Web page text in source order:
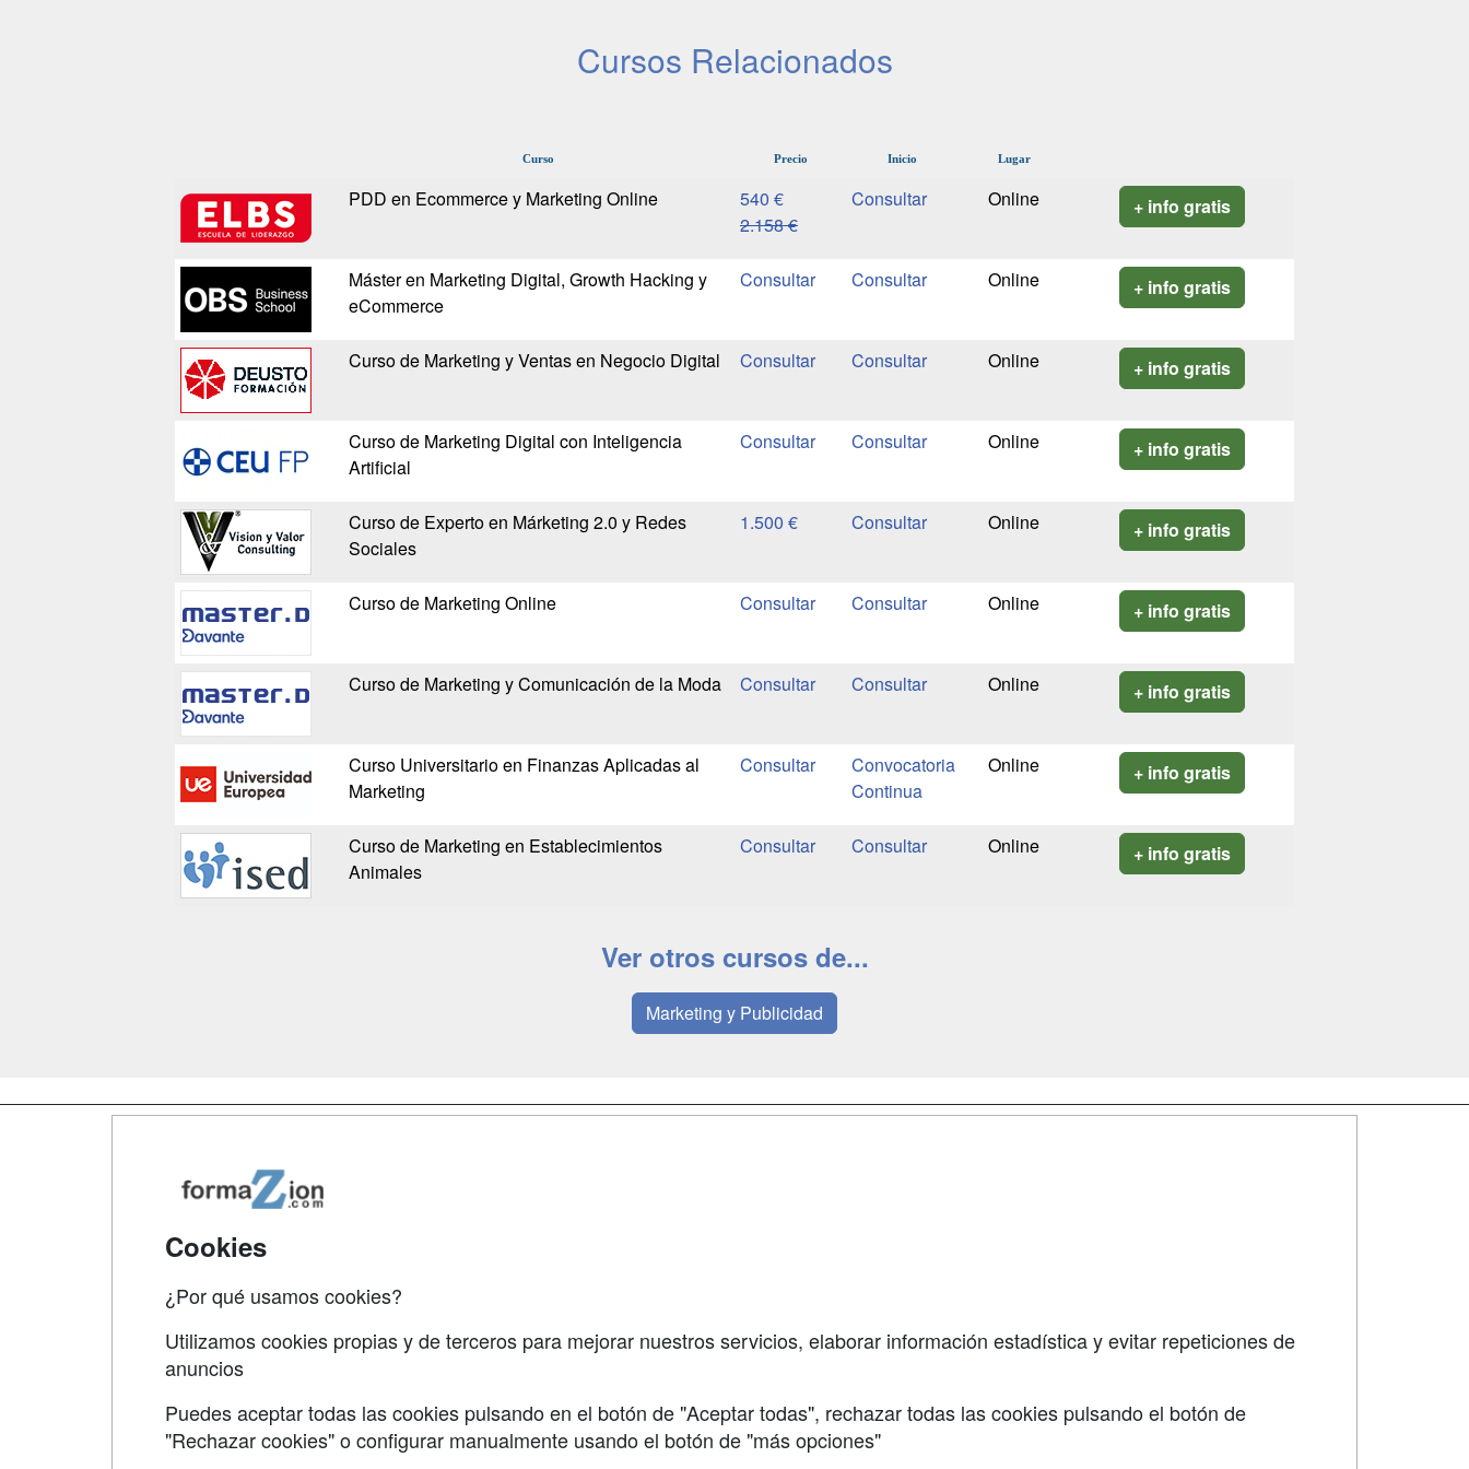
Cursos Relacionados
Curso Precio Inicio Lugar
PDD en Ecommerce y Marketing Online
540 €
2.158 €
Online + info gratis
Máster en Marketing Digital, Growth Hacking y
eCommerce
Online + info gratis
Curso de Marketing y Ventas en Negocio Digital Online + info gratis
Curso de Marketing Digital con Inteligencia
Artificial
Online + info gratis
Curso de Experto en Márketing 2.0 y Redes
Sociales
1.500 € Online + info gratis
Curso de Marketing Online Online + info gratis
Curso de Marketing y Comunicación de la Moda Online + info gratis
Curso Universitario en Finanzas Aplicadas al
Marketing
Convocatoria
Continua
Online + info gratis
Curso de Marketing en Establecimientos
Animales
Online + info gratis
Ver otros cursos de...
Marketing y Publicidad
Grupo formazion:
Cookies
¿Por qué usamos cookies?
Utilizamos cookies propias y de terceros para mejorar nuestros servicios, elaborar información estadística y evitar repeticiones de
anuncios
Puedes aceptar todas las cookies pulsando en el botón de "Aceptar todas", rechazar todas las cookies pulsando el botón de
"Rechazar cookies" o configurar manualmente usando el botón de "más opciones"